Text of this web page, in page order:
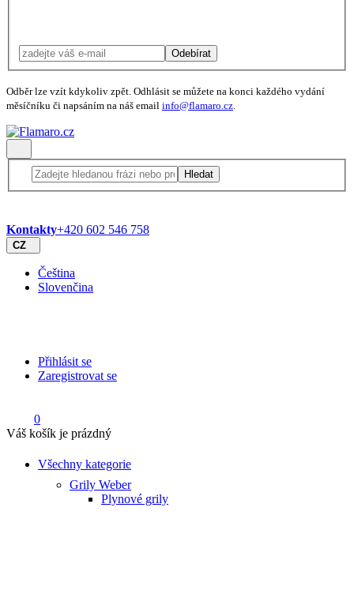
Odebírat
Odběr lze vzít kdykoliv zpět. Odhlásit se můžete na konci každého vydání
měsíčníku či napsáním na náš email info@flamaro.cz.
Hledat
Kontakty+420 602 546 758
CZ
Čeština
Slovenčina
Přihlásit se
Zaregistrovat se
0
Váš košík je prázdný
Všechny kategorie
Grily Weber
Plynové grily